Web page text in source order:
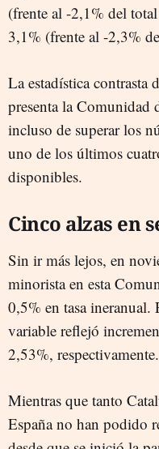
(frente al -2,1% del
3,1% (frente al -2,3%
La estadística contrasta
presenta la Comunidad
incluso de superar los
uno de los últimos
disponibles.
Cinco alzas en
Sin ir más lejos, en
minorista en esta
0,5% en tasa ineranual.
variable reflejó
2,53%, respectivamente.
Mientras que tanto
España no han podido